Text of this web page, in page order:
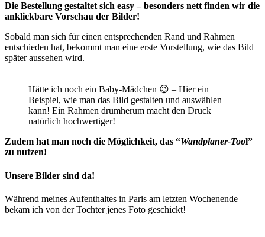
Die Bestellung gestaltet sich easy – besonders nett finden wir die
anklickbare Vorschau der Bilder!
Sobald man sich für einen entsprechenden Rand und Rahmen
entschieden hat, bekommt man eine erste Vorstellung, wie das Bild
später aussehen wird.
Hätte ich noch ein Baby-Mädchen 😉 – Hier ein
Beispiel, wie man das Bild gestalten und auswählen
kann! Ein Rahmen drumherum macht den Druck
natürlich hochwertiger!
Zudem hat man noch die Möglichkeit, das “Wandplaner-Tool”
zu nutzen!
Unsere Bilder sind da!
Während meines Aufenthaltes in Paris am letzten Wochenende
bekam ich von der Tochter jenes Foto geschickt!